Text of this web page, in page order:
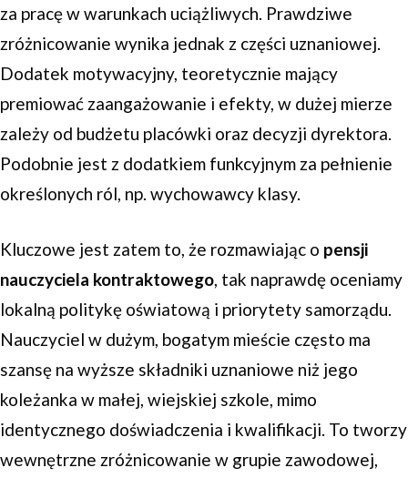
za pracę w warunkach uciążliwych. Prawdziwe
zróżnicowanie wynika jednak z części uznaniowej.
Dodatek motywacyjny, teoretycznie mający
premiować zaangażowanie i efekty, w dużej mierze
zależy od budżetu placówki oraz decyzji dyrektora.
Podobnie jest z dodatkiem funkcyjnym za pełnienie
określonych ról, np. wychowawcy klasy.
Kluczowe jest zatem to, że rozmawiając o pensji
nauczyciela kontraktowego, tak naprawdę oceniamy
lokalną politykę oświatową i priorytety samorządu.
Nauczyciel w dużym, bogatym mieście często ma
szansę na wyższe składniki uznaniowe niż jego
koleżanka w małej, wiejskiej szkole, mimo
identycznego doświadczenia i kwalifikacji. To tworzy
wewnętrzne zróżnicowanie w grupie zawodowej,